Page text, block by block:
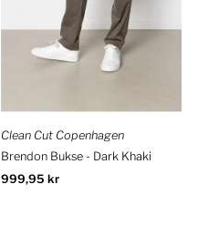
Clean Cut Copenhagen
Brendon Bukse - Dark Khaki
Ordinær
999,95 kr